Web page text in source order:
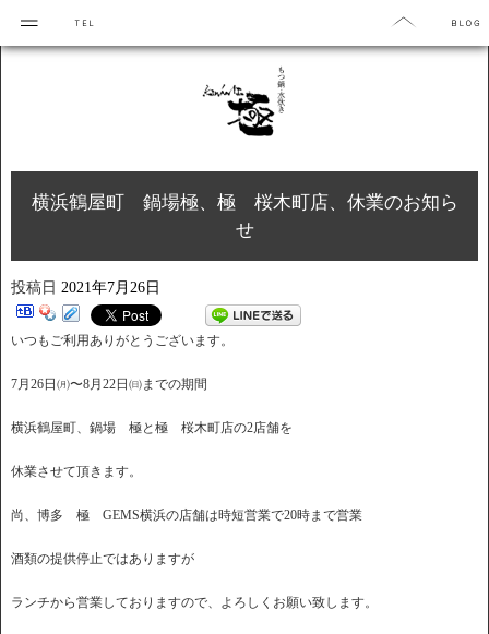
横浜鶴屋町 鍋場極、極 桜木町店、休業のお知ら
せ
投稿日 2021年7月26日
いつもご利用ありがとうございます。
7月26日㈪〜8月22日㈰までの期間
横浜鶴屋町、鍋場 極と極 桜木町店の2店舗を
休業させて頂きます。
尚、博多 極 GEMS横浜の店舗は時短営業で20時まで営業
酒類の提供停止ではありますが
ランチから営業しておりますので、よろしくお願い致します。